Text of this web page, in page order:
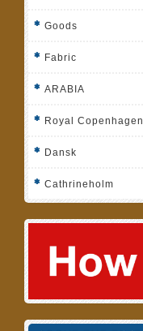
Goods
Fabric
ARABIA
Royal Copenhagen
Dansk
Cathrineholm